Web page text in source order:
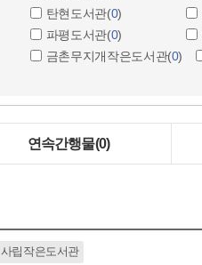
탄현도서관(0)
파평도서관(0)
금촌무지개작은도서관(0)
연속간행물(0)
사립작은도서관